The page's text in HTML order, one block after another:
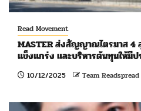
Read Movement
MASTER ส่งสัญญาณไตรมาส 4
แข็งแกร่ง และบริหารต้นทุนให้มี
10/12/2025 Team Readspread